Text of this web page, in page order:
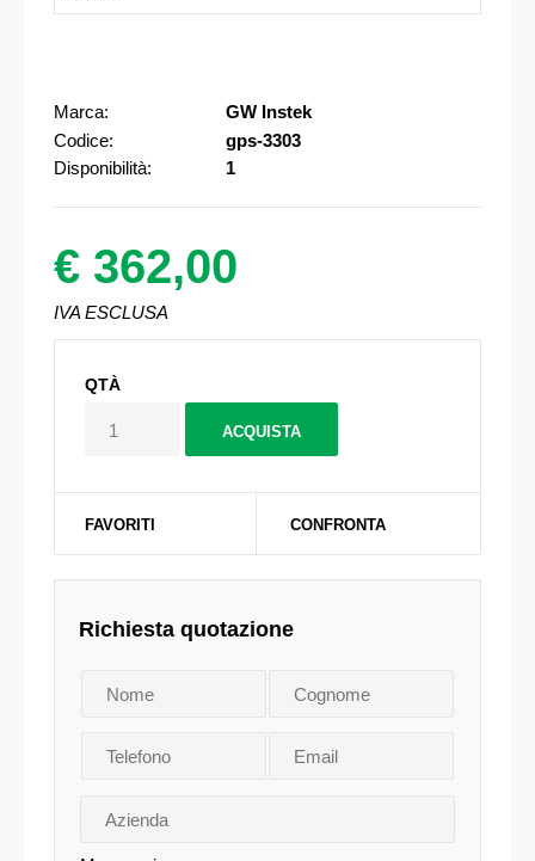
Marca:
GW Instek
Codice:
gps-3303
Disponibilità:
1
€ 362,00
IVA ESCLUSA
QTÀ
FAVORITI CONFRONTA
Richiesta quotazione